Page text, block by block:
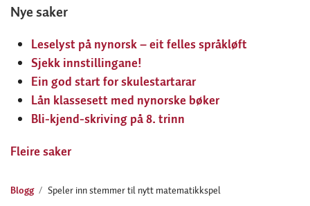
Nye saker
Leselyst på nynorsk – eit felles språkløft
Sjekk innstillingane!
Ein god start for skulestartarar
Lån klassesett med nynorske bøker
Bli-kjend-skriving på 8. trinn
Fleire saker
Blogg Speler inn stemmer til nytt matematikkspel